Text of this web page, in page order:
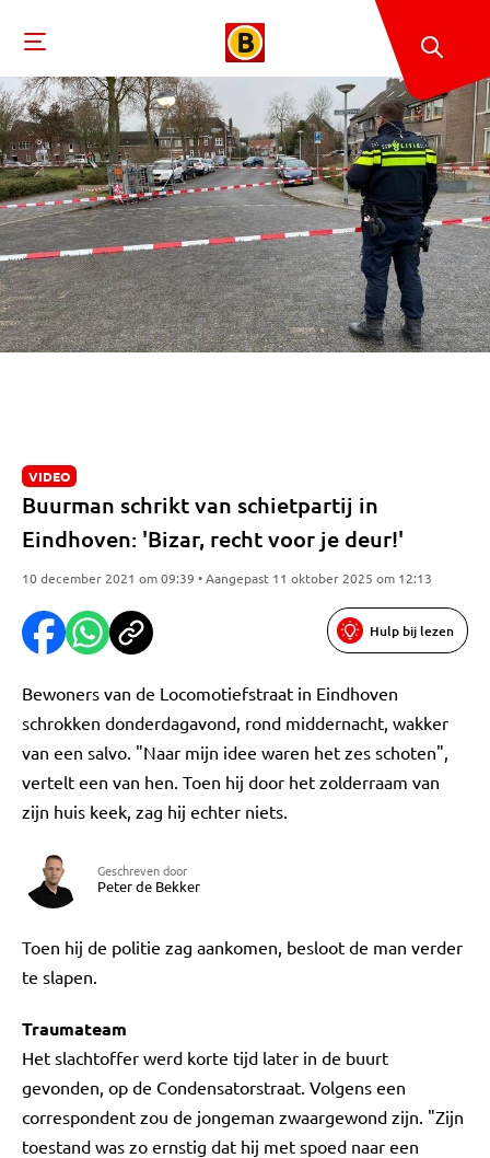
VIDEO
Buurman schrikt van schietpartij in
Eindhoven: 'Bizar, recht voor je deur!'
10 december 2021 om 09:39 • Aangepast 11 oktober 2025 om 12:13
Hulp bij lezen
Bewoners van de Locomotiefstraat in Eindhoven
schrokken donderdagavond, rond middernacht, wakker
van een salvo. "Naar mijn idee waren het zes schoten",
vertelt een van hen. Toen hij door het zolderraam van
zijn huis keek, zag hij echter niets.
Geschreven door
Peter de Bekker
Toen hij de politie zag aankomen, besloot de man verder
te slapen.
Traumateam
Het slachtoffer werd korte tijd later in de buurt
gevonden, op de Condensatorstraat. Volgens een
correspondent zou de jongeman zwaargewond zijn. "Zijn
toestand was zo ernstig dat hij met spoed naar een